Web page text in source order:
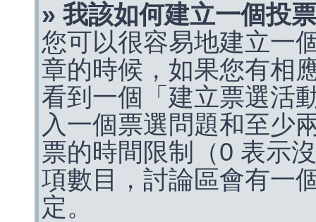
» 我該如何建立一個投
您可以很容易地建立一
章的時候，如果您有相
看到一個「建立票選活
入一個票選問題和至少
票的時間限制（0 表示
項數目，討論區會有一
定。